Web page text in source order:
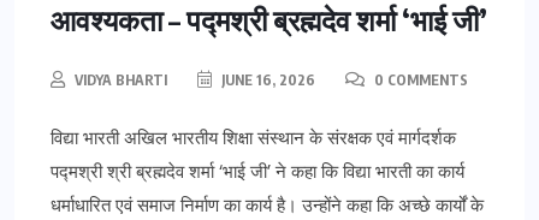
आवश्यकता – पद्मश्री ब्रह्मदेव शर्मा ‘भाई जी’
VIDYA BHARTI JUNE 16, 2026 0 COMMENTS
विद्या भारती अखिल भारतीय शिक्षा संस्थान के संरक्षक एवं मार्गदर्शक
पद्मश्री श्री ब्रह्मदेव शर्मा ‘भाई जी’ ने कहा कि विद्या भारती का कार्य
धर्माधारित एवं समाज निर्माण का कार्य है। उन्होंने कहा कि अच्छे कार्यों के